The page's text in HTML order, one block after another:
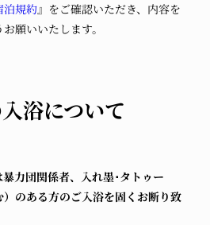
泊規約』をご確認いただき、内容を
願いいたします。
浴について
力団関係者、入れ墨･タトゥー
）のある方のご入浴を固くお断り致